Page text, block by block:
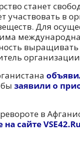
станет
участвовать в
Для
выращивать
заявили о
в
сайте VSE42.Ru